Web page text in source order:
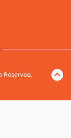
Reserved.